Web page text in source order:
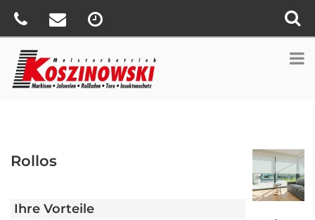
Rollos
Ihre Vorteile